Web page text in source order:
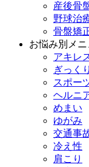
産後骨
野球治
骨盤矯
お悩み別メニ
アキレ
ぎっく
スポー
ヘルニ
めまい
ゆがみ
交通事
冷え性
肩こり